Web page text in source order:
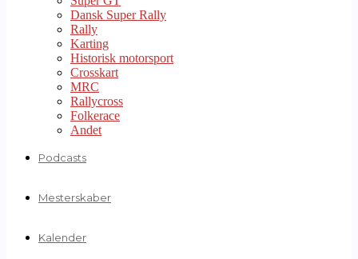
Dansk Super Rally
Rally
Karting
Historisk motorsport
Crosskart
MRC
Rallycross
Folkerace
Andet
Podcasts
Mesterskaber
Kalender